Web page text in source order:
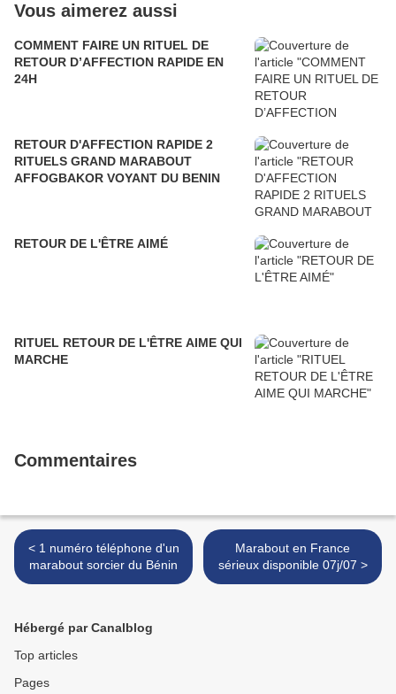
Vous aimerez aussi
COMMENT FAIRE UN RITUEL DE
RETOUR D’AFFECTION RAPIDE EN
24H
RETOUR D'AFFECTION RAPIDE 2
RITUELS GRAND MARABOUT
AFFOGBAKOR VOYANT DU BENIN
RETOUR DE L'ÊTRE AIMÉ
RITUEL RETOUR DE L'ÊTRE AIME QUI
MARCHE
Commentaires
< 1 numéro téléphone d'un
marabout sorcier du Bénin
Marabout en France
sérieux disponible 07j/07 >
Hébergé par Canalblog
Top articles
Pages